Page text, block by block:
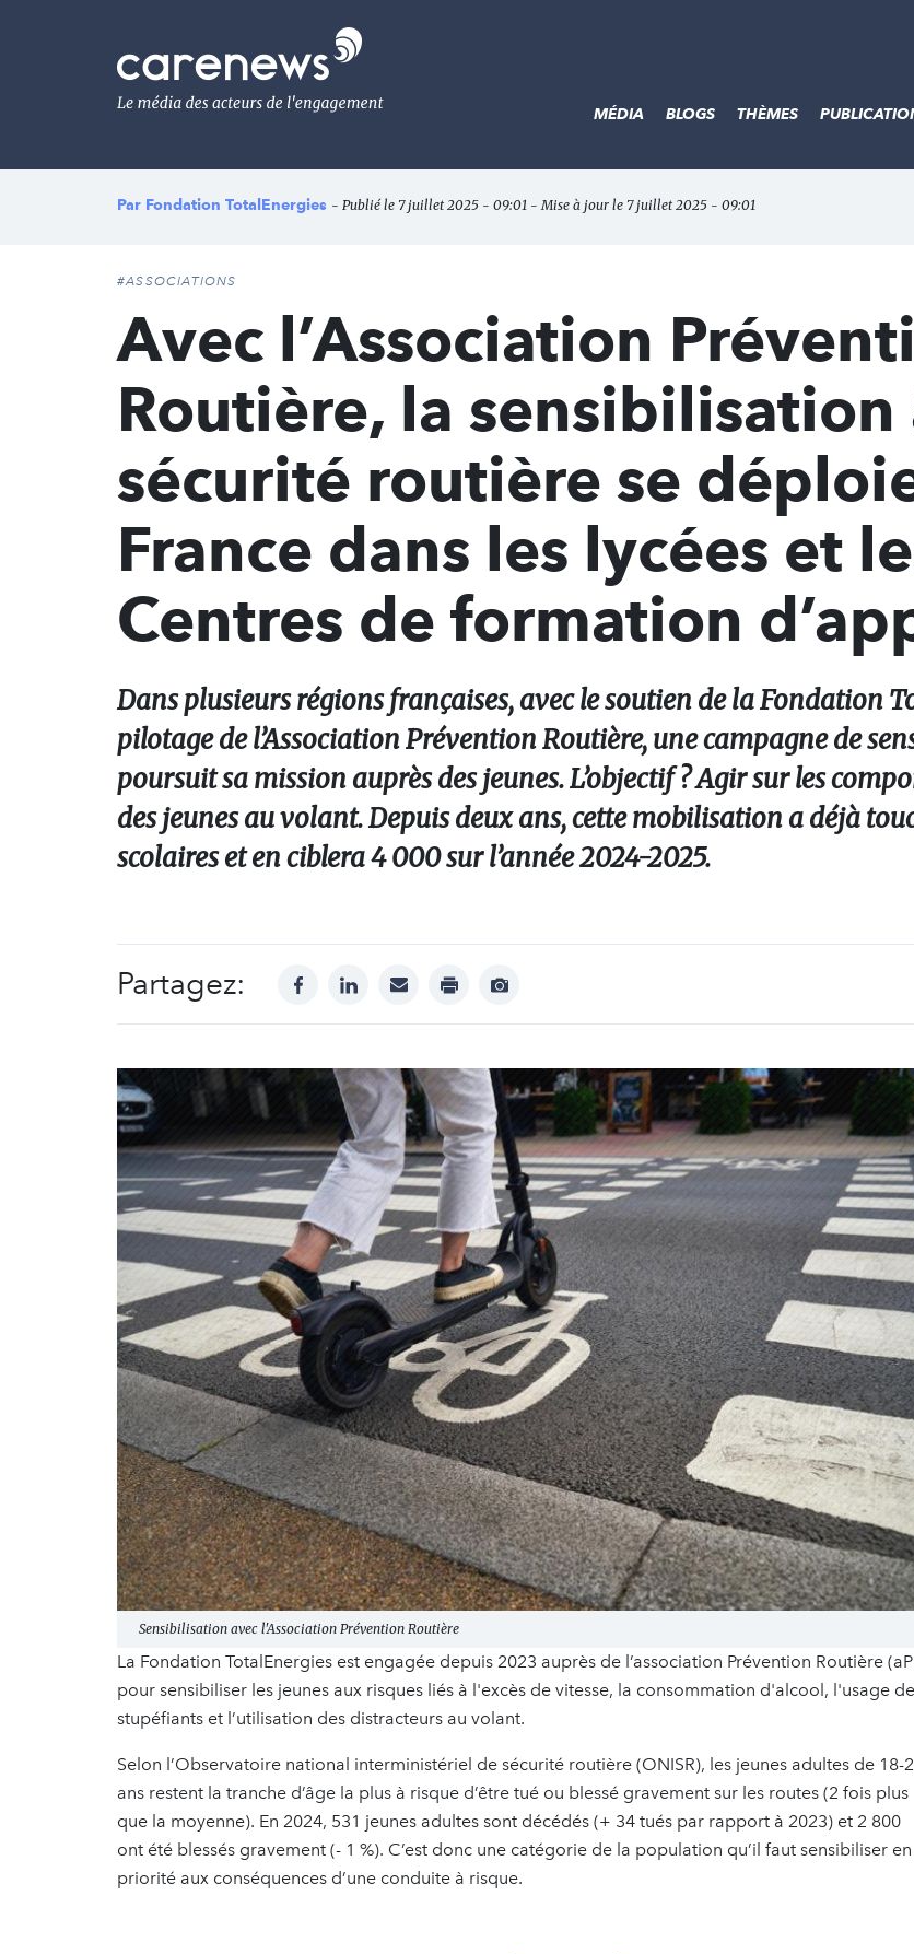
Le
média
de
l'engagement
MÉDIA BLOGS THÈMES
Par Fondation TotalEnergies - Publié le 7 juillet 2025 - 09:01 - Mise à jour le 7 juillet 2025 - 09:01
#ASSOCIATIONS
Avec l’Association
Routière, la sensibilisation
sécurité routière se
France dans les lycées et
Centres de formation
Dans plusieurs régions françaises, avec le soutien de la Fondation
pilotage de l’Association Prévention Routière, une campagne de
poursuit sa mission auprès des jeunes. L’objectif ? Agir sur les
des jeunes au volant. Depuis deux ans, cette mobilisation a déjà
scolaires et en ciblera 4 000 sur l’année 2024-2025.
Partagez: facebooklinkedinmail print
Afficher
Sensibilisation avec l'Association Prévention Routière
La Fondation TotalEnergies est engagée depuis 2023 auprès de l’association Prévention Routière
pour sensibiliser les jeunes aux risques liés à l'excès de vitesse, la consommation d'alcool, l'usage de
stupéfiants et l’utilisation des distracteurs au volant.
Selon l’Observatoire national interministériel de sécurité routière (ONISR), les jeunes adultes de 18-
ans restent la tranche d’âge la plus à risque d’être tué ou blessé gravement sur les routes (2 fois plus
que la moyenne). En 2024, 531 jeunes adultes sont décédés (+ 34 tués par rapport à 2023) et 2 800
ont été blessés gravement (- 1 %). C’est donc une catégorie de la population qu’il faut sensibiliser en
priorité aux conséquences d’une conduite à risque.